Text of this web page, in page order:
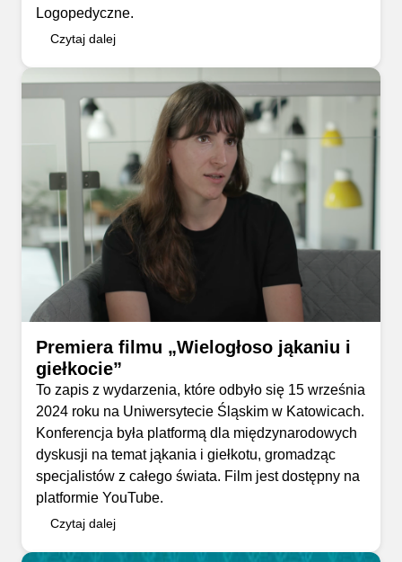
Logopedyczne.
Czytaj dalej
Premiera filmu „Wielogłoso jąkaniu i
giełkocie”
To zapis z wydarzenia, które odbyło się 15 września
2024 roku na Uniwersytecie Śląskim w Katowicach.
Konferencja była platformą dla międzynarodowych
dyskusji na temat jąkania i giełkotu, gromadząc
specjalistów z całego świata. Film jest dostępny na
platformie YouTube.
Czytaj dalej